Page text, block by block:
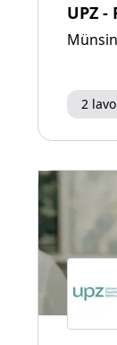
UPZ
2